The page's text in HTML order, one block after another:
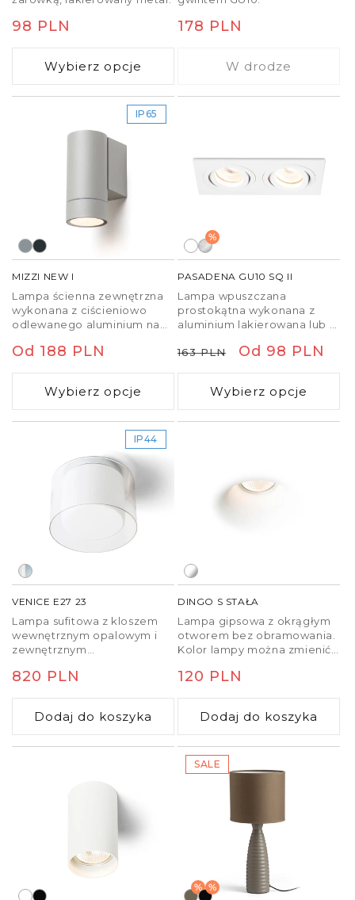
Cena
regularna
98 PLN
Wybierz opcje
Cena
178 PLN
W drodze
IP65
MIZZI NEW I
Lampa ścienna zewnętrzna
wykonana z ciścieniowo
odlewanego aluminium na
Cena
regularna
Od 188 PLN
Wybierz opcje
%
PASADENA GU10 SQ II
Lampa wpuszczana
prostokątna wykonana z
aluminium lakierowana lub w
żarówki GU10 z możliwością
Cena
regularna
163 PLN
Cena
promocyjna
Od 98 PLN
Wybierz opcje
IP44
VENICE E27 23
Lampa sufitowa z kloszem
wewnętrznym opalowym i
zewnętrznym
chromowanej podstawie na
środowisku o podwyższonej
wilgotności.
Cena
regularna
820 PLN
Dodaj do koszyka
DINGO S STAŁA
Lampa gipsowa z okrągłym
otworem bez obramowania.
Kolor lampy można zmienić
Montaż lampy możliwy
Cena
regularna
120 PLN
Dodaj do koszyka
SALE
% %